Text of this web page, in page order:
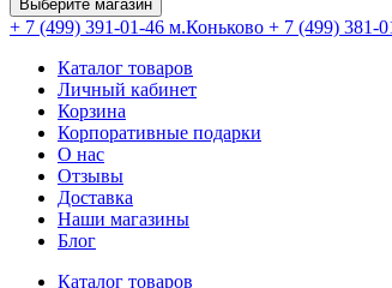
Выберите магазин
+ 7 (499) 391-01-46 м.Коньково + 7 (499) 381-
Каталог товаров
Личный кабинет
Корзина
Корпоративные подарки
О нас
Отзывы
Доставка
Наши магазины
Блог
Каталог товаров